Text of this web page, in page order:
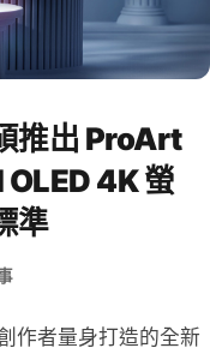
推出 ProArt
4K 螢
準
作者量身打造的全新